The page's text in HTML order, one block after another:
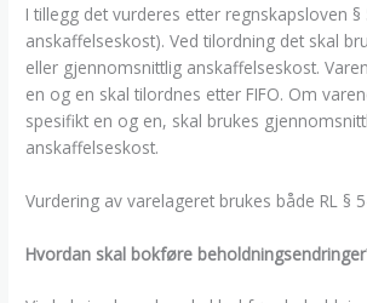
I tillegg det vurderes etter regnskapsloven
anskaffelseskost). Ved tilordning det skal
eller gjennomsnittlig anskaffelseskost.
en og en skal tilordnes etter FIFO. Om
spesifikt en og en, skal brukes
anskaffelseskost.
Vurdering av varelageret brukes både RL §
Hvordan skal bokføre